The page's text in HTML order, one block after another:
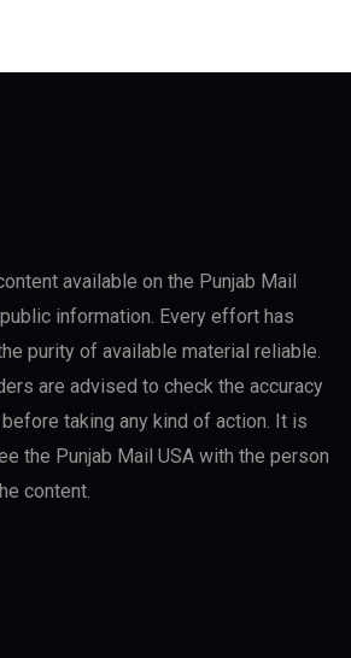
available on the Punjab Mail
information. Every effort has
purity of available material reliable.
are advised to check the accuracy
taking any kind of action. It is
the Punjab Mail USA with the person
content.